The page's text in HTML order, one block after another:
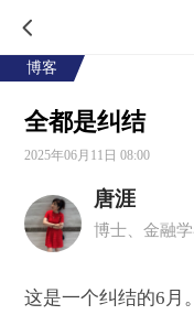
博客
全都是纠结
2025年06月11日 08:00
唐涯
这是一个纠结的6月。